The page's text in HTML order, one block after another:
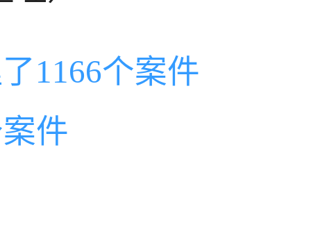
1166个案件
件